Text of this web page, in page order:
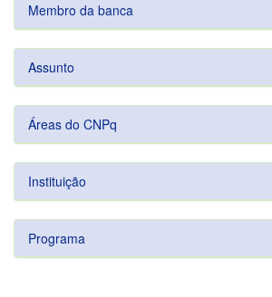
Membro da banca
Assunto
Áreas do CNPq
Instituição
Programa